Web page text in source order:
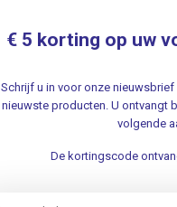
726,35 Incl. btw
600,29 Excl. btw
€ 5 korting op uw
Schrijf u in voor onze
nieuwste producten. U ontvangt
volgende
De kortingscode